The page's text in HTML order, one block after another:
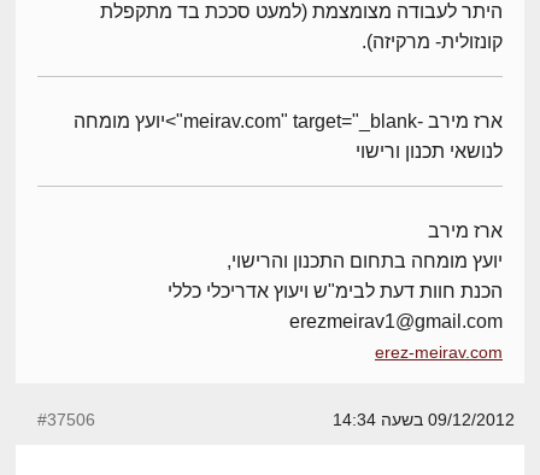
היתר לעבודה מצומצמת (למעט סככת בד מתקפלת
קונזולית- מרקיזה).
ארז מירב -meirav.com" target="_blank">יועץ מומחה
לנושאי תכנון ורישוי
ארז מירב
יועץ מומחה בתחום התכנון והרישוי,
הכנת חוות דעת לבימ"ש ויעוץ אדריכלי כללי
erezmeirav1@gmail.com
erez-meirav.com
09/12/2012 בשעה 14:34 #37506